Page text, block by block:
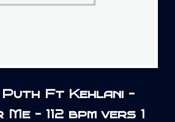
Ft Kehlani –
– 112 bpm vers 1